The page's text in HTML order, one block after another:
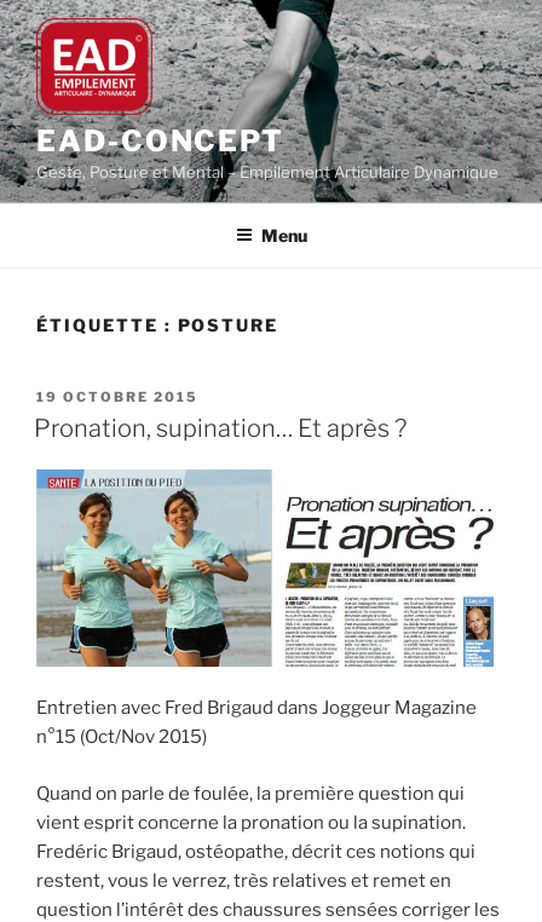
Aller
au
contenu
principal
EAD-CONCEPT
Geste, Posture et Mental – Empilement Articulaire Dynamique
Menu
ÉTIQUETTE : POSTURE
PUBLIÉ
LE
19 OCTOBRE 2015
Pronation, supination… Et après ?
Entretien avec Fred Brigaud dans Joggeur Magazine
n°15 (Oct/Nov 2015)
Quand on parle de foulée, la première question qui
vient esprit concerne la pronation ou la supination.
Fredéric Brigaud, ostéopathe, décrit ces notions qui
restent, vous le verrez, très relatives et remet en
question l’intérêt des chaussures sensées corriger les